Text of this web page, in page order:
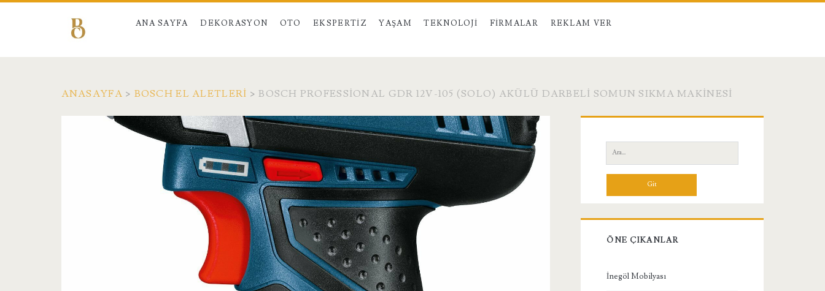
ANA SAYFA DEKORASYON OTO EKSPERTIZ YAŞAM TEKNOLOJI FIRMALAR REKLAM VER
ANASAYFA > BOSCH EL ALETLERI >BOSCH PROFESSIONAL GDR 12V-105 (SOLO) AKÜLÜ DARBELI SOMUN SIKMA MAKINESI
Yan
Menü
Ara:
ÖNE ÇIKANLAR
İnegöl Mobilyası